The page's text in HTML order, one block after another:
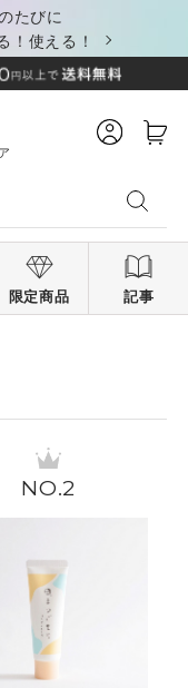
たびに
！使える！
限定商品 記事
2